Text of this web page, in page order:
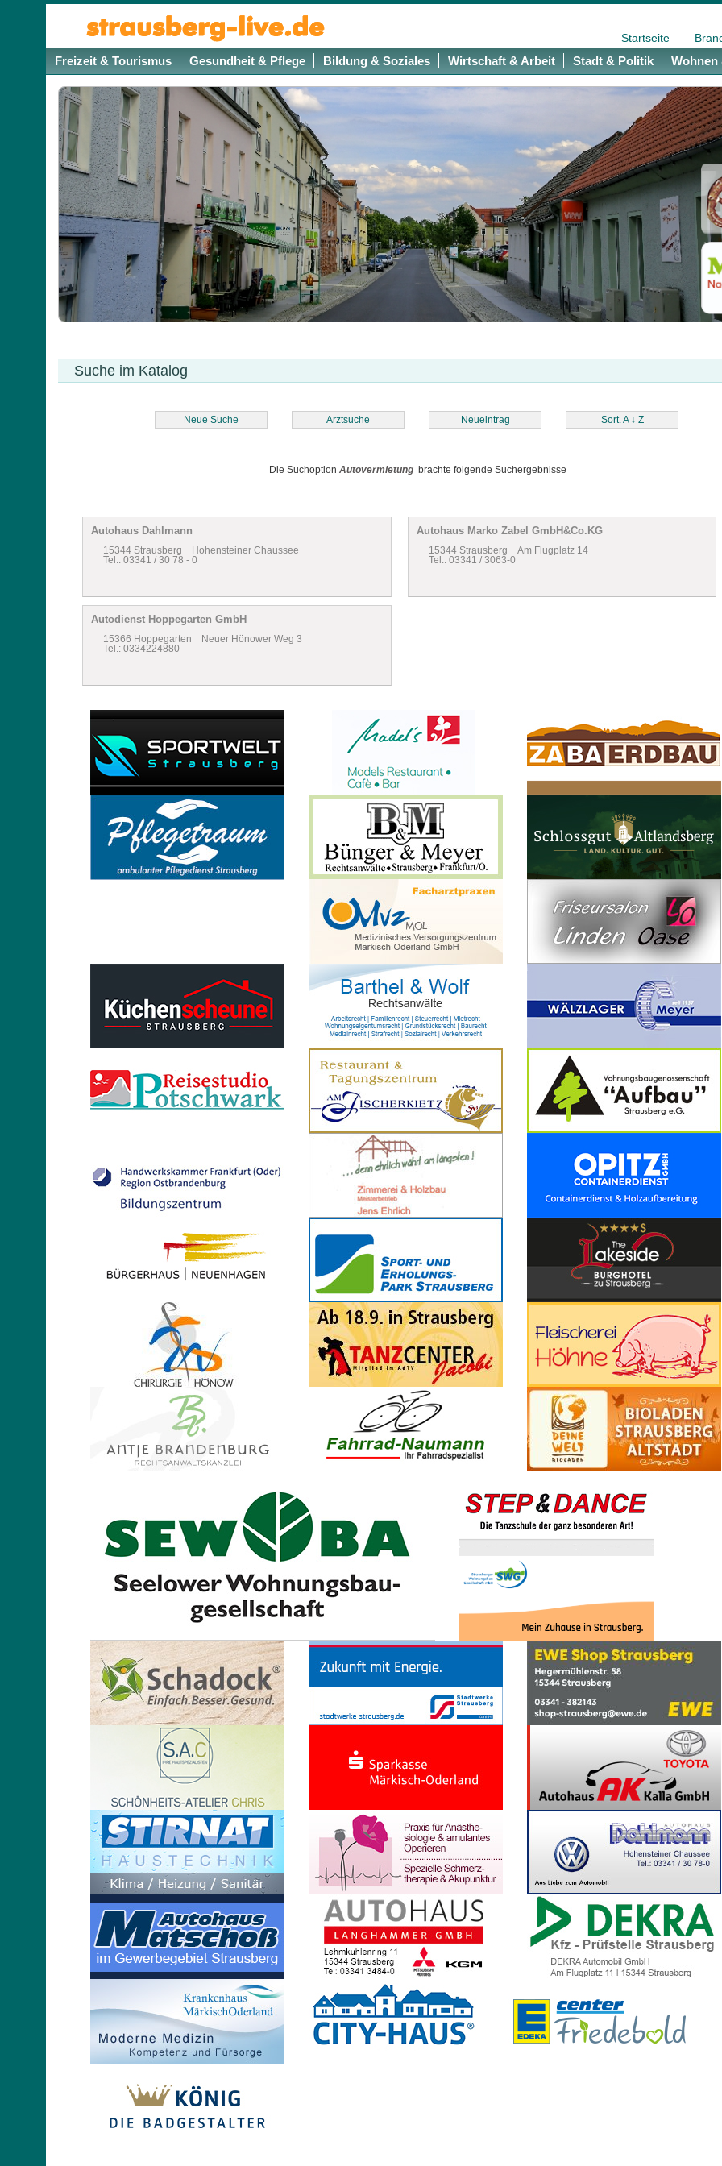
Startseite
Freizeit & Tourismus Gesundheit & Pflege Bildung & Soziales Wirtschaft & Arbeit Stadt & Politik Wohnen
Suche im Katalog
Neue Suche Arztsuche Neueintrag Sort. A ↓ Z
Die Suchoption Autovermietungbrachte folgende Suchergebnisse
Autohaus Dahlmann
15344 Strausberg Hohensteiner Chaussee
Tel.: 03341 / 30 78 - 0
Autohaus Marko Zabel GmbH&Co.KG
15344 Strausberg Am Flugplatz 14
Tel.: 03341 / 3063-0
Autodienst Hoppegarten GmbH
15366 Hoppegarten Neuer Hönower Weg 3
Tel.: 0334224880